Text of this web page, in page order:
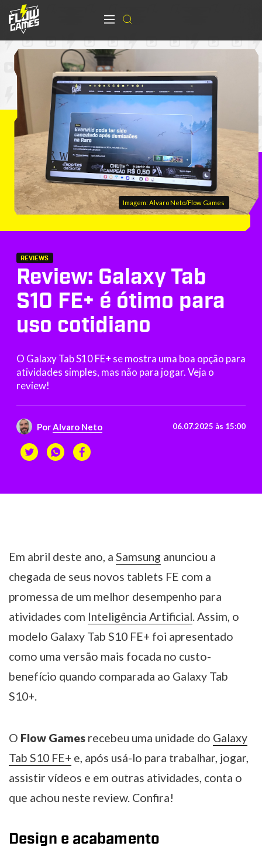
Imagem: Alvaro Neto/Flow Games
REVIEWS
Review: Galaxy Tab
S10 FE+ é ótimo para
uso cotidiano
O Galaxy Tab S10 FE+ se mostra uma boa opção para
atividades simples, mas não para jogar. Veja o
review!
Por Alvaro Neto 06.07.2025 às 15:00
Em abril deste ano, a Samsung anunciou a
chegada de seus novos tablets FE com a
promessa de um melhor desempenho para
atividades com Inteligência Artificial . Assim, o
modelo Galaxy Tab S10 FE+ foi apresentado
como uma versão mais focada no custo-
benefício quando comparada ao Galaxy Tab
S10+.
O Flow Games recebeu uma unidade do Galaxy
Tab S10 FE+ e, após usá-lo para trabalhar, jogar,
assistir vídeos e em outras atividades, conta o
que achou neste review. Confira!
Design e acabamento